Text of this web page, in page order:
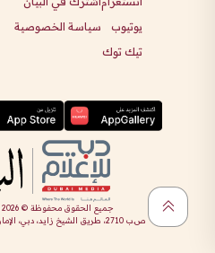
يوتيوب
تيك توك
سياسة الخصوصية
جميع الحقوق محفوظة ©2026
ص.ب 2710، طريق الشيخ زايد، دبي، الإمارات العربية المتحدة